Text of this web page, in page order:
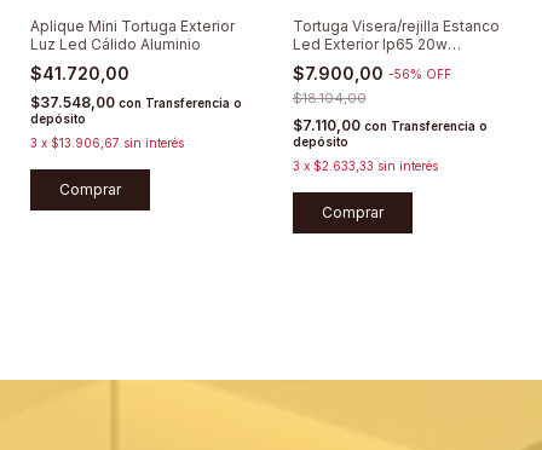
Aplique Mini Tortuga Exterior
Luz Led Cálido Aluminio
$41.720,00
$37.548,00 con Transferencia o
depósito
3 x $13.906,67 sin interés
Comprar
Tortuga Visera/rejilla Estanco
Led Exterior Ip65 20w
Lumenac
$7.900,00 -56% OFF
$18.104,00
$7.110,00 con Transferencia o
depósito
3 x $2.633,33 sin interés
Comprar